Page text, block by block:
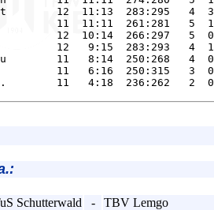
12  11:13  283:295   4
11  11:11  261:281   5
12  10:14  266:297   5
12   9:15  283:293   4
11   8:14  250:268   4
11   6:16  250:315   3
Schutterwald -
TBV Lemgo